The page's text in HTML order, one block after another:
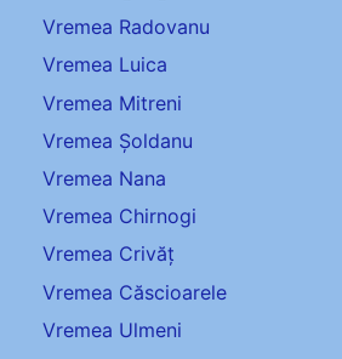
Vremea Radovanu
Vremea Luica
Vremea Mitreni
Vremea Șoldanu
Vremea Nana
Vremea Chirnogi
Vremea Crivăț
Vremea Căscioarele
Vremea Ulmeni